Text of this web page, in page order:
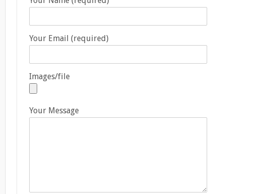
Your Email (required)
Images/file
Your Message